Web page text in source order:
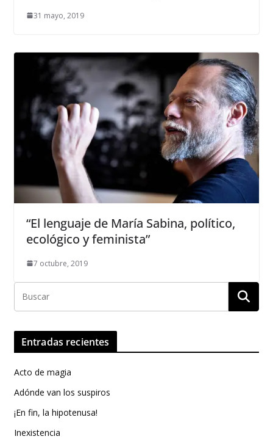
31 mayo, 2019
“El lenguaje de María Sabina, político,
ecológico y feminista”
7 octubre, 2019
Entradas recientes
Acto de magia
Adónde van los suspiros
¡En fin, la hipotenusa!
Inexistencia